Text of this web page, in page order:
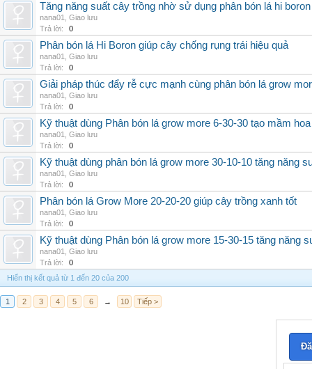
Tăng năng suất cây trồng nhờ sử dụng phân bón lá hi
nana01
Giao lưu
Trả lời:
0
Phân bón lá Hi Boron giúp cây chống rụng trái hiệu quả
nana01
Giao lưu
Trả lời:
0
Giải pháp thúc đẩy rễ cực mạnh cùng phân bón lá grow
nana01
Giao lưu
Trả lời:
0
Kỹ thuật dùng Phân bón lá grow more 6-30-30 tạo mầm hoa
nana01
Giao lưu
Trả lời:
0
Kỹ thuật dùng phân bón lá grow more 30-10-10 tăng năng
nana01
Giao lưu
Trả lời:
0
Phân bón lá Grow More 20-20-20 giúp cây trồng xanh tốt
nana01
Giao lưu
Trả lời:
0
Kỹ thuật dùng Phân bón lá grow more 15-30-15 tăng năng
nana01
Giao lưu
Trả lời:
0
Hiển thị kết quả từ 1 đến 20 của 200
1 2 3 4 5 6 → 10 Tiếp >